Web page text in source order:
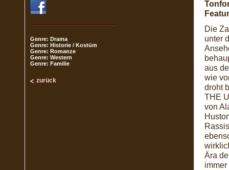
Genre: Drama
Genre: Historie / Kostüm
Genre: Romanze
Genre: Western
Genre: Familie
zurück
Die
unter
aus
wie
droht
THE
von
Ära